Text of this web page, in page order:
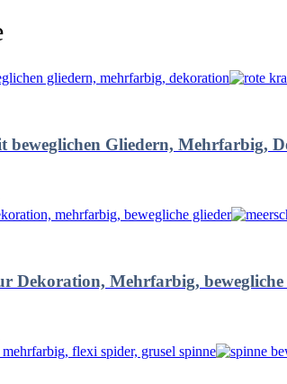
beweglichen Gliedern, Mehrfarbig,
Dekoration, Mehrfarbig,